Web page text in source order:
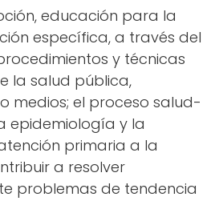
educación para la
específica, a través del
y técnicas
la salud pública,
medios; el proceso salud-
epidemiología y la
primaria a la
a resolver
problemas de tendencia